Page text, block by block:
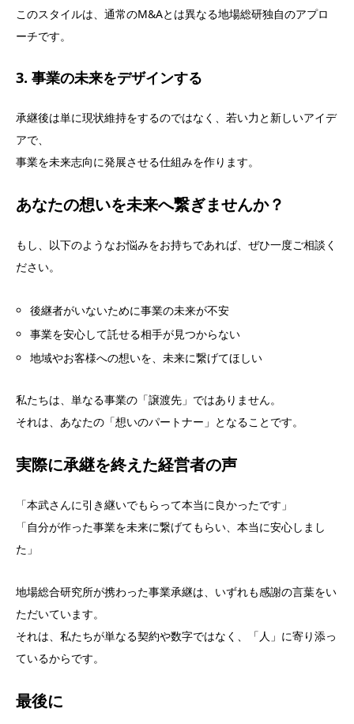
このスタイルは、通常のM&Aとは異なる地場総研独自のアプロ
ーチです。
3. 事業の未来をデザインする
承継後は単に現状維持をするのではなく、若い力と新しいアイデ
アで、
事業を未来志向に発展させる仕組みを作ります。
あなたの想いを未来へ繋ぎませんか？
もし、以下のようなお悩みをお持ちであれば、ぜひ一度ご相談く
ださい。
後継者がいないために事業の未来が不安
事業を安心して託せる相手が見つからない
地域やお客様への想いを、未来に繋げてほしい
私たちは、単なる事業の「譲渡先」ではありません。
それは、あなたの「想いのパートナー」となることです。
実際に承継を終えた経営者の声
「本武さんに引き継いでもらって本当に良かったです」
「自分が作った事業を未来に繋げてもらい、本当に安心しまし
た」
地場総合研究所が携わった事業承継は、いずれも感謝の言葉をい
ただいています。
それは、私たちが単なる契約や数字ではなく、「人」に寄り添っ
ているからです。
最後に